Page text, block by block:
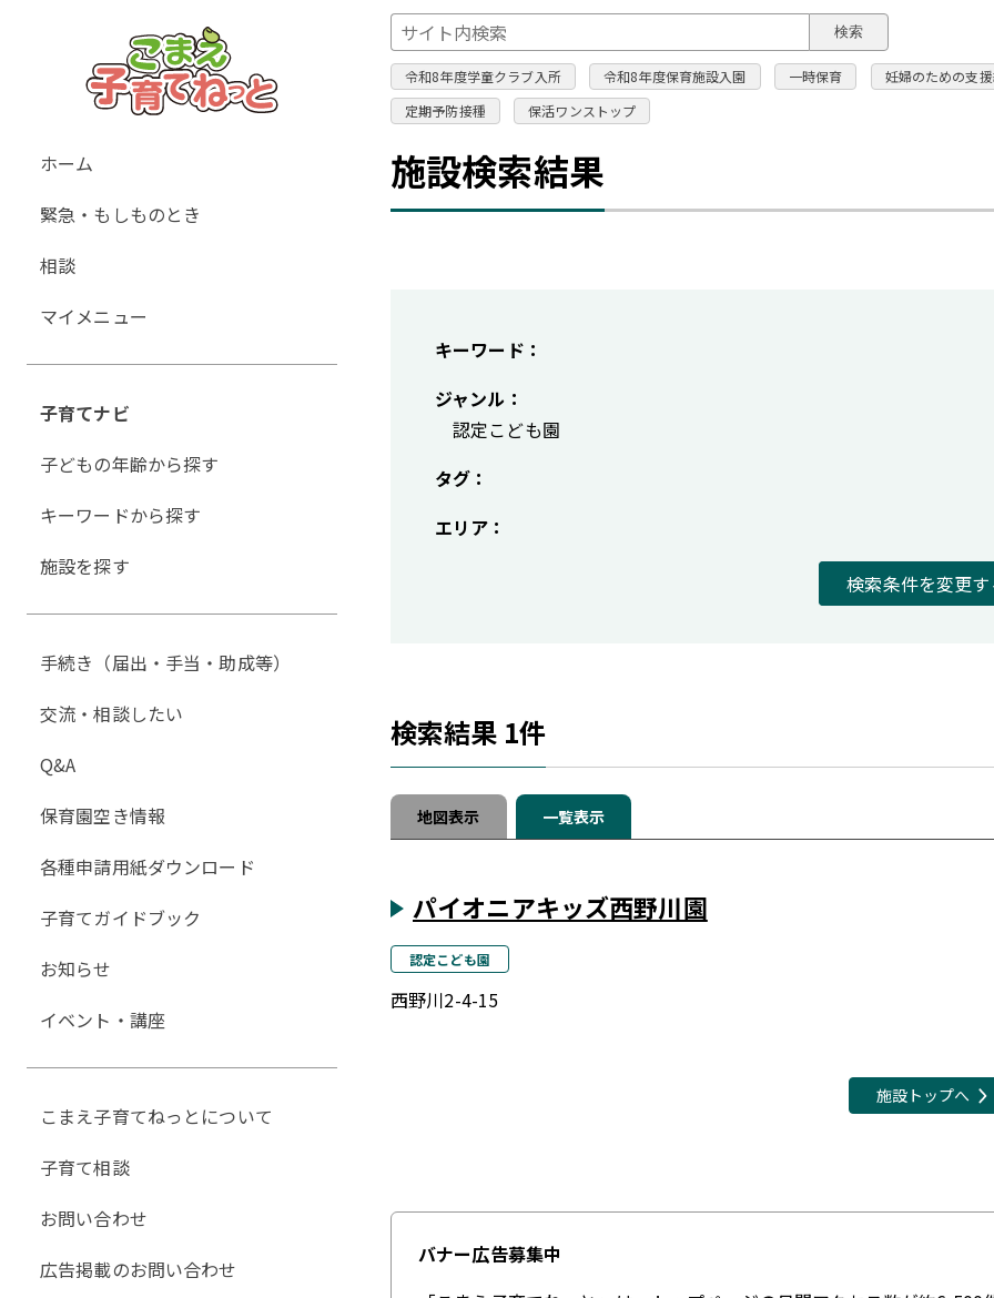
このページの本文へ
検索
令和8年度学童クラブ入所 令和8年度保育施設入園 一時保育
妊婦のための支
定期予防接種
保活ワンストップ
施設検索結果
キーワード：
ジャンル：
認定こども園
タグ：
エリア：
検索条件を変更
検索結果 1件
地図表示 一覧表示
パイオニアキッズ西野川園
認定こども園
西野川2-4-15
施設トップへ
バナー広告募集中
グ
ー
ル
ナ
ゲ
シ
ョ
ホーム
緊急・もしものとき
相談
マイメニュー
子育てナビ
子どもの年齢から探す
キーワードから探す
施設を探す
手続き（届出・手当・助成等）
交流・相談したい
Q&A
保育園空き情報
各種申請用紙ダウンロード
子育てガイドブック
お知らせ
イベント・講座
こまえ子育てねっとについて
子育て相談
お問い合わせ
広告掲載のお問い合わせ